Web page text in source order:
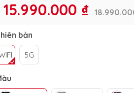
15.990.000 ₫
bản
5G